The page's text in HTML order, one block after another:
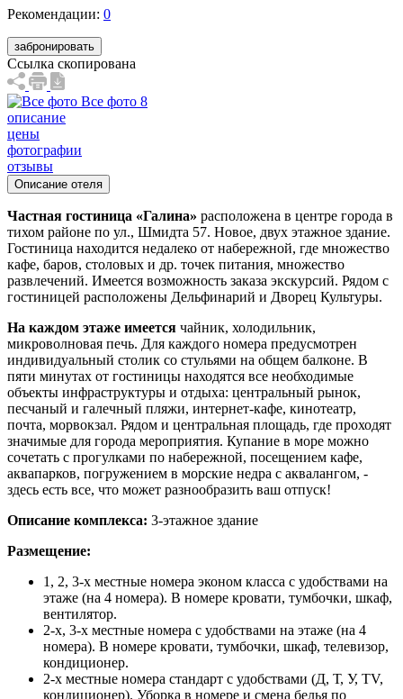
Рекомендации: 0
забронировать
Ссылка скопирована
Все фото 8
описание
цены
фотографии
отзывы
Описание отеля
Частная гостиница «Галина» расположена в центре города в
тихом районе по ул., Шмидта 57. Новое, двух этажное здание.
Гостиница находится недалеко от набережной, где множество
кафе, баров, столовых и др. точек питания, множество
развлечений. Имеется возможность заказа экскурсий. Рядом с
гостиницей расположены Дельфинарий и Дворец Культуры.
На каждом этаже имеется чайник, холодильник,
микроволновая печь. Для каждого номера предусмотрен
индивидуальный столик со стульями на общем балконе. В
пяти минутах от гостиницы находятся все необходимые
объекты инфраструктуры и отдыха: центральный рынок,
песчаный и галечный пляжи, интернет-кафе, кинотеатр,
почта, морвокзал. Рядом и центральная площадь, где проходят
значимые для города мероприятия. Купание в море можно
сочетать с прогулками по набережной, посещением кафе,
аквапарков, погружением в морские недра с аквалангом, -
здесь есть все, что может разнообразить ваш отпуск!
Описание комплекса: 3-этажное здание
Размещение:
1, 2, 3-х местные номера эконом класса с удобствами на
этаже (на 4 номера). В номере кровати, тумбочки, шкаф,
вентилятор.
2-х, 3-х местные номера с удобствами на этаже (на 4
номера). В номере кровати, тумбочки, шкаф, телевизор,
кондиционер.
2-х местные номера стандарт с удобствами (Д, Т, У, TV,
кондиционер). Уборка в номере и смена белья по